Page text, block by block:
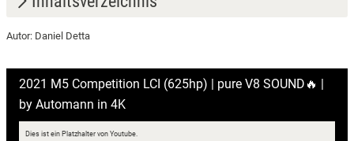
1. Standorte
2. Preise
3. BMW Modelle
Autor: Daniel Detta
2021 M5 Competition LCI (625hp) | pure V8 SOUND🔥 |
by Automann in 4K
Dies ist ein Platzhalter von Youtube.